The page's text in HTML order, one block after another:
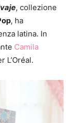
, collezione
, ha
latina. In
Camila
L’Oréal.